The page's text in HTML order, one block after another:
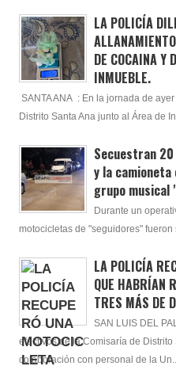
LA POLICÍA
DE COCAINA Y
INMUEBLE.
SANTA ANA : En la jornada de
Distrito Santa Ana junto al Área de
Secuestran
y la
grupo musical
Durante un
motocicletas de "seguidores" fueron
LA POLICÍA
QUE HABRÍAN
TRES MÁS DE
SAN LUIS DEL
efectivos de la Comisaría de Distrito
colaboración con personal de la Un...